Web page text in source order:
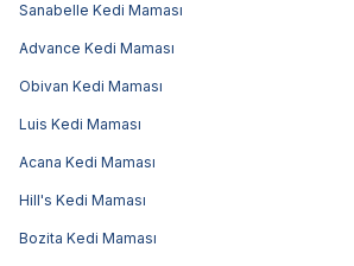
Sanabelle Kedi Maması
Advance Kedi Maması
Obivan Kedi Maması
Luis Kedi Maması
Acana Kedi Maması
Hill's Kedi Maması
Bozita Kedi Maması